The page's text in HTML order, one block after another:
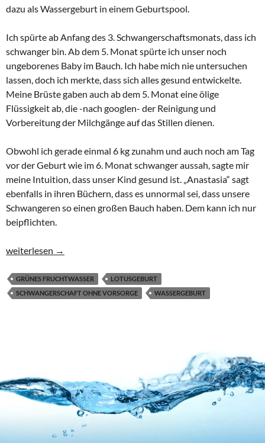
dazu als Wassergeburt in einem Geburtspool.
Ich spürte ab Anfang des 3. Schwangerschaftsmonats, dass ich
schwanger bin. Ab dem 5. Monat spürte ich unser noch
ungeborenes Baby im Bauch. Ich habe mich nie untersuchen
lassen, doch ich merkte, dass sich alles gesund entwickelte.
Meine Brüste gaben auch ab dem 5. Monat eine ölige
Flüssigkeit ab, die -nach googlen- der Reinigung und
Vorbereitung der Milchgänge auf das Stillen dienen.
Obwohl ich gerade einmal 6 kg zunahm und auch noch am Tag
vor der Geburt wie im 6. Monat schwanger aussah, sagte mir
meine Intuition, dass unser Kind gesund ist. „Anastasia“ sagt
ebenfalls in ihren Büchern, dass es unnormal sei, dass unsere
Schwangeren so einen großen Bauch haben. Dem kann ich nur
beipflichten.
Joy’s freie Geburt im Wasser mit Lotusgeburt
weiterlesen →
GRÜNES FRUCHTWASSER
LOTUSGEBURT
SCHWANGERSCHAFT OHNE VORSORGE
WASSERGEBURT